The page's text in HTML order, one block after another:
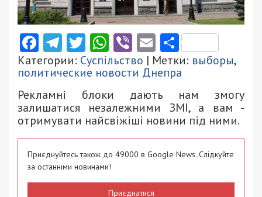
Facebook
Telegram
Twitter
WhatsApp
ViberEmail
Категории: Суспільство | Метки: выборы,
политические новости Днепра
Рекламні блоки дають нам змогу
залишатися незалежними ЗМІ, а вам -
отримувати найсвіжіші новини під ними.
Приєднуйтесь також до 49000 в Google News. Слідкуйте
за останніми новинами!
Приєднатися